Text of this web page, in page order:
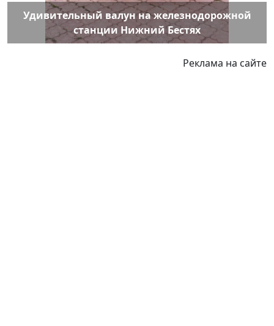
Удивительный валун на железнодорожной
станции Нижний Бестях
Реклама на сайте